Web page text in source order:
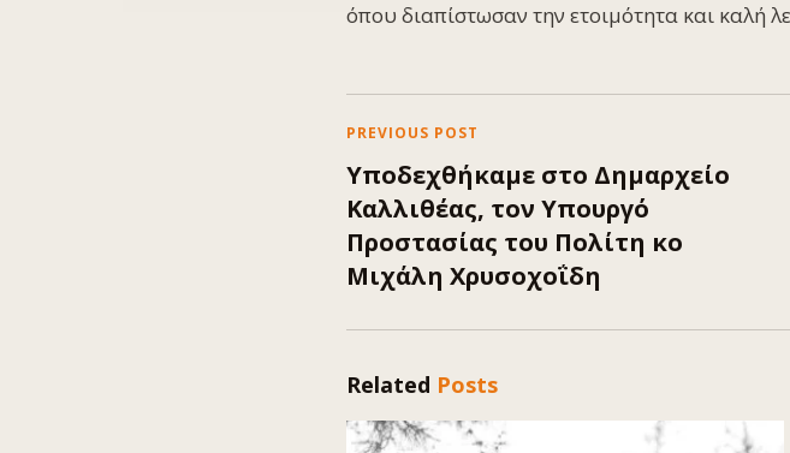
όπου διαπίστωσαν την ετοιμότητα και καλή
PREVIOUS POST
Υποδεχθήκαμε στο Δημαρχείο
Καλλιθέας, τον Υπουργό
Προστασίας του Πολίτη κο
Μιχάλη Χρυσοχοΐδη
Related Posts